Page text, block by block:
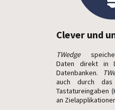
Clever und
TWedge
Daten direkt in
Datenbanken.
auch durch das
Tastatureingaben
an